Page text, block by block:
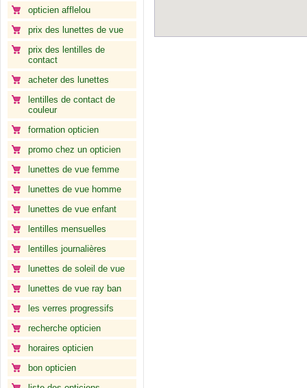
opticien afflelou
prix des lunettes de vue
prix des lentilles de
contact
acheter des lunettes
lentilles de contact de
couleur
formation opticien
promo chez un opticien
lunettes de vue femme
lunettes de vue homme
lunettes de vue enfant
lentilles mensuelles
lentilles journalières
lunettes de soleil de vue
lunettes de vue ray ban
les verres progressifs
recherche opticien
horaires opticien
bon opticien